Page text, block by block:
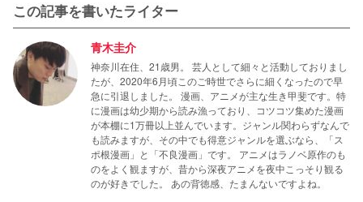
この記事を書いたライター
青木圭介
神奈川在住、21歳男。 芸人として細々と活動しておりまし
たが、2020年6月頃このご時世でさらに細くなったので早
急に引退しました。 漫画、アニメが主な生き甲斐です。特
に漫画は幼少期から読み漁っており、コツコツ集めた漫画
が本棚に1万冊以上並んでいます。ジャンル関わらずなんで
も読みますが、その中でも得意ジャンルを選ぶなら、「ス
ポ根漫画」と「不良漫画」です。 アニメはラノベ原作のも
のをよく観ますが、昔から深夜アニメを夜中こっそり観る
のが好きでした。 あの背徳感、たまんないですよね。